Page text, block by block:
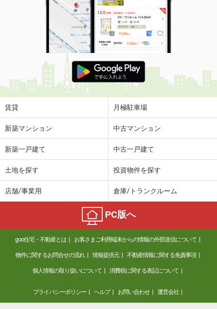
賃貸 月極駐車場
新築マンション 中古マンション
新築一戸建て 中古一戸建て
土地を探す 投資物件を探す
店舗/事業用 倉庫/トランクルーム
PC版へ
goo住宅・不動産とは お客さまご利用端末からの情報の外部送信について
物件に関するお問合せの流れ 情報提供元 不動産情報に関する免責事項
個人情報の取り扱いについて 消費税に関する表記について
プライバシーポリシー ヘルプ お問い合わせ 運営会社